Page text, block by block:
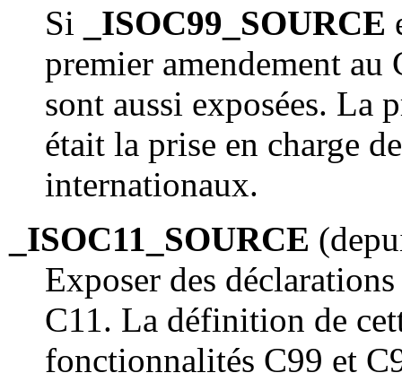
Si
_ISOC99_SOURCE
premier amendement
sont aussi exposées. La
était la prise en charge
internationaux.
_ISOC11_SOURCE
Exposer des
C11. La définition de
fonctionnalités C99 et